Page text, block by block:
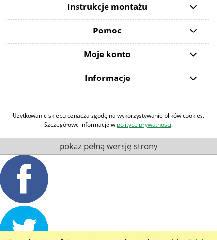
Instrukcje montażu
Pomoc
Moje konto
Informacje
Użytkowanie sklepu oznacza zgodę na wykorzystywanie plików cookies.
Szczegółowe informacje w polityce prywatności.
pokaż pełną wersję strony